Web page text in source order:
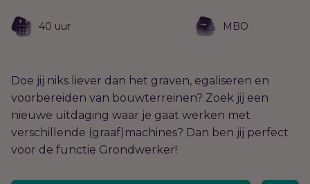
40 uur MBO
Doe jij niks liever dan het graven, egaliseren en
voorbereiden van bouwterreinen? Zoek jij een
nieuwe uitdaging waar je gaat werken met
verschillende (graaf)machines? Dan ben jij perfect
voor de functie Grondwerker!